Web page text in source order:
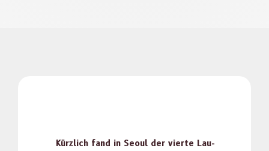
Kürzlich fand in Seoul der vierte Lau­